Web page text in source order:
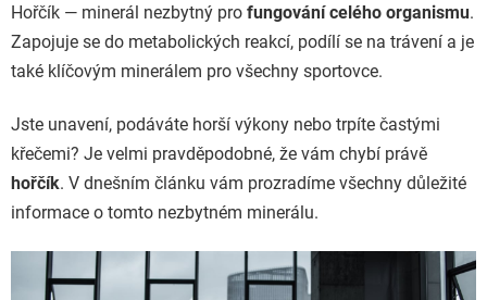
Hořčík — minerál nezbytný pro fungování celého organismu.
Zapojuje se do metabolických reakcí, podílí se na trávení a je
také klíčovým minerálem pro všechny sportovce.
Jste unavení, podáváte horší výkony nebo trpíte častými
křečemi? Je velmi pravděpodobné, že vám chybí právě
hořčík. V dnešním článku vám prozradíme všechny důležité
informace o tomto nezbytném minerálu.